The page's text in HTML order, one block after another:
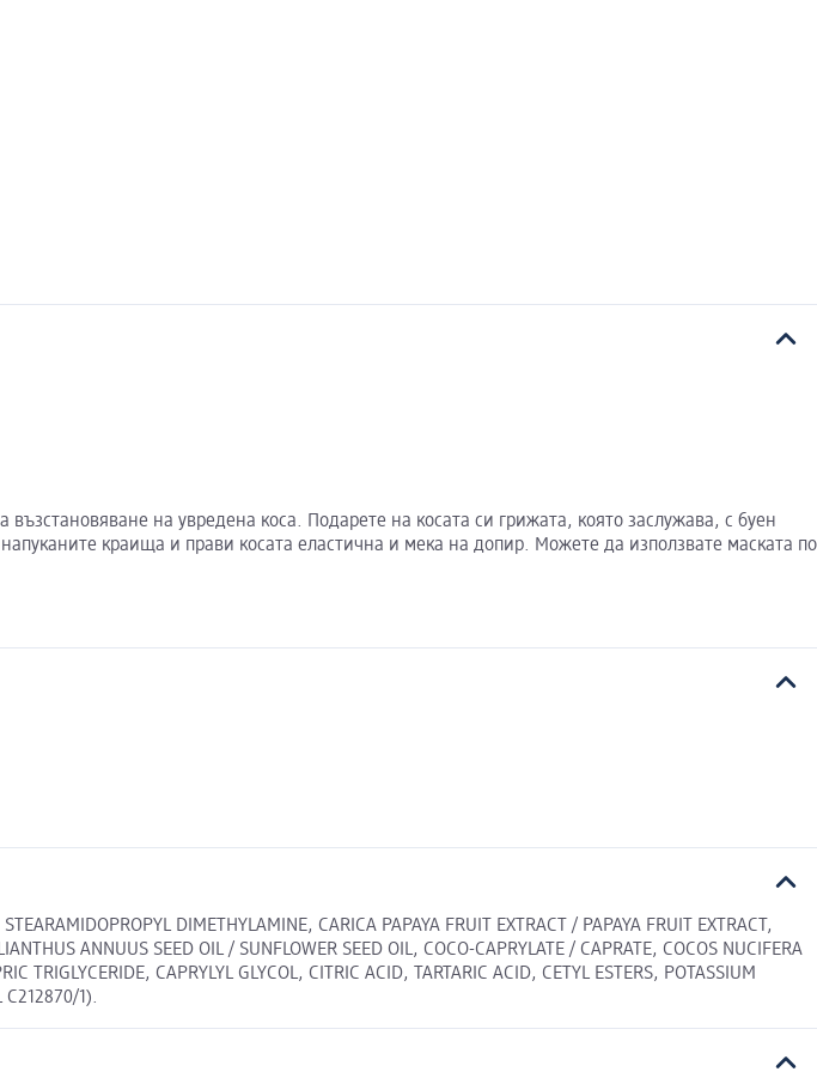
на увредена коса. Подарете на косата си грижата, която заслужава, с буен
краища и прави косата еластична и мека на допир. Можете да използвате маската по
DIMETHYLAMINE, CARICA PAPAYA FRUIT EXTRACT / PAPAYA FRUIT EXTRACT,
ANNUUS SEED OIL / SUNFLOWER SEED OIL, COCO-CAPRYLATE / CAPRATE, COCOS NUCIFERA
TRIGLYCERIDE, CAPRYLYL GLYCOL, CITRIC ACID, TARTARIC ACID, CETYL ESTERS, POTASSIUM
C212870/1).